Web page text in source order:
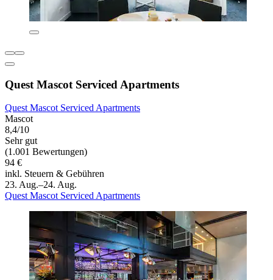
Quest Mascot Serviced Apartments
Quest Mascot Serviced Apartments
Mascot
8,4/10
Sehr gut
(1.001 Bewertungen)
94 €
inkl. Steuern & Gebühren
23. Aug.–24. Aug.
Quest Mascot Serviced Apartments